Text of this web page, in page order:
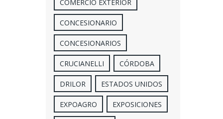
COMERCIO EXTERIOR
CONCESIONARIO
CONCESIONARIOS
CRUCIANELLI CÓRDOBA
DRILOR ESTADOS UNIDOS
EXPOAGRO EXPOSICIONES